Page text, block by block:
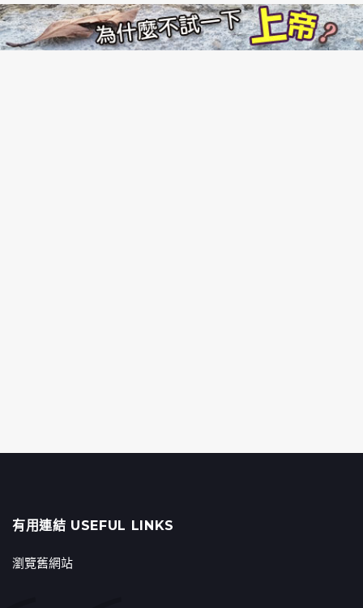
有用連結 USEFUL LINKS
瀏覽舊網站